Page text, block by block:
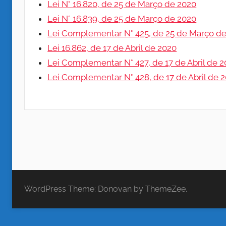
s
i
t
Lei N° 16.820, de 25 de Março de 2020
Lei N° 16.839, de 25 de Março de 2020
Lei Complementar N° 425, de 25 de Março
Lei 16.862, de 17 de Abril de 2020
Lei Complementar N° 427, de 17 de Abril de
Lei Complementar N° 428, de 17 de Abril de
WordPress Theme: Donovan by ThemeZee.